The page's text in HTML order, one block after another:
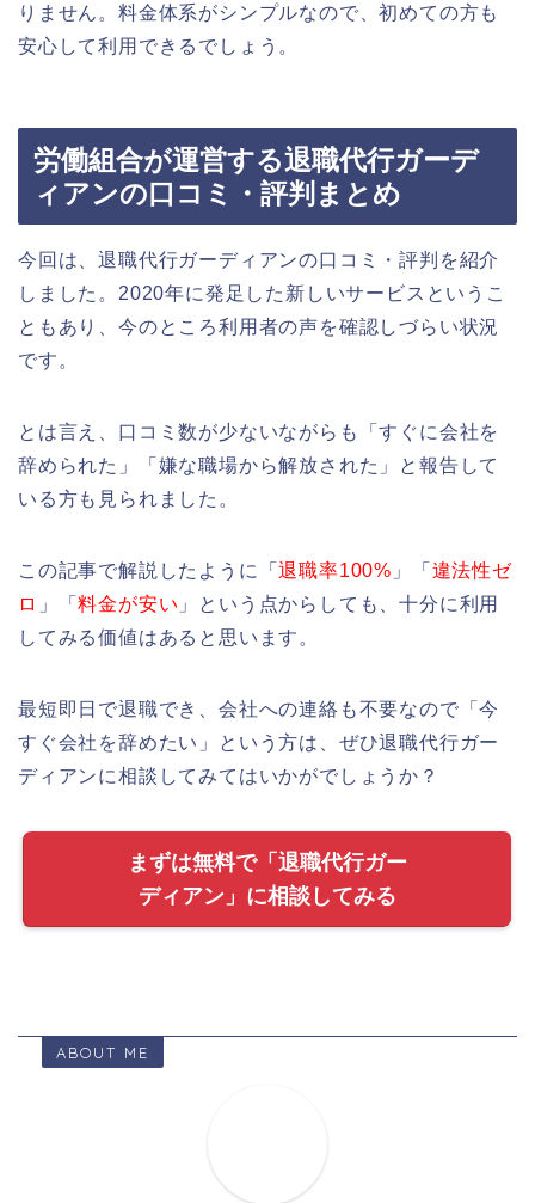
りません。料金体系がシンプルなので、初めての方も
安心して利用できるでしょう。
労働組合が運営する退職代行ガーデ
ィアンの口コミ・評判まとめ
今回は、退職代行ガーディアンの口コミ・評判を紹介
しました。2020年に発足した新しいサービスというこ
ともあり、今のところ利用者の声を確認しづらい状況
です。
とは言え、口コミ数が少ないながらも「すぐに会社を
辞められた」「嫌な職場から解放された」と報告して
いる方も見られました。
この記事で解説したように「退職率100% 」「 違法性ゼ
ロ 」「料金が安い 」という点からしても、十分に利用
してみる価値はあると思います。
最短即日で退職でき、会社への連絡も不要なので「今
すぐ会社を辞めたい」という方は、ぜひ退職代行ガー
ディアンに相談してみてはいかがでしょうか？
まずは無料で「退職代行ガー
ディアン」に相談してみる
ABOUT ME